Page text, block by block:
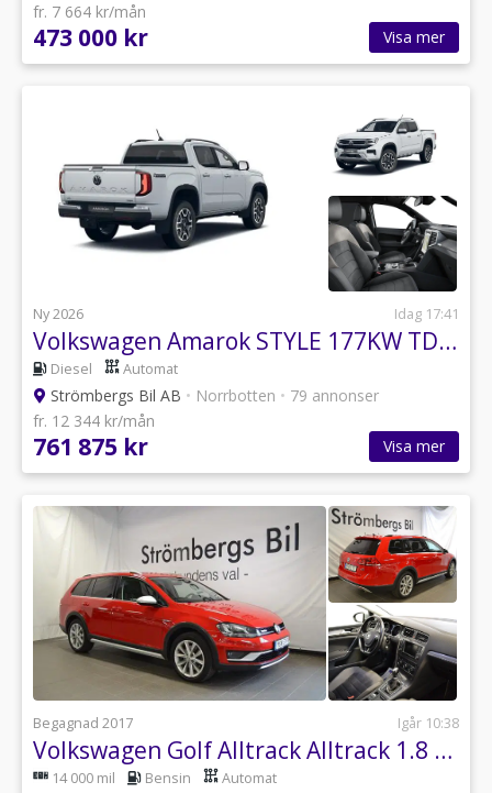
fr. 7 664 kr/mån
473 000 kr Visa mer
Ny 2026 Idag 17:41
Volkswagen Amarok STYLE 177KW TDI 4MOTION
Diesel Automat
Strömbergs Bil AB • Norrbotten • 79 annonser
fr. 12 344 kr/mån
761 875 kr Visa mer
Begagnad 2017 Igår 10:38
Volkswagen Golf Alltrack Alltrack 1.8 TSI 4Motion 180hk
14 000 mil Bensin Automat